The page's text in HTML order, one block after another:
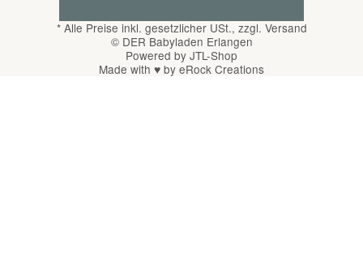
*Alle Preise inkl. gesetzlicher USt., zzgl. Versand
© DER Babyladen Erlangen
Powered by JTL-Shop
Made with ♥ by eRock Creations